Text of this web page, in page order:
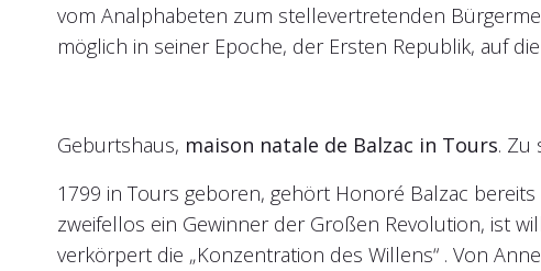
vom Analphabeten zum stellevertretenden
möglich in seiner Epoche, der Ersten Republik, auf
Geburtshaus, maison natale de Balzac in Tours. Zu
1799 in Tours geboren, gehört Honoré Balzac
zweifellos ein Gewinner der Großen Revolution, ist
verkörpert die „Konzentration des Willens“ . Von